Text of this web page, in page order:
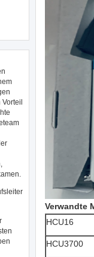
Verwandte
HCU16
HCU3700